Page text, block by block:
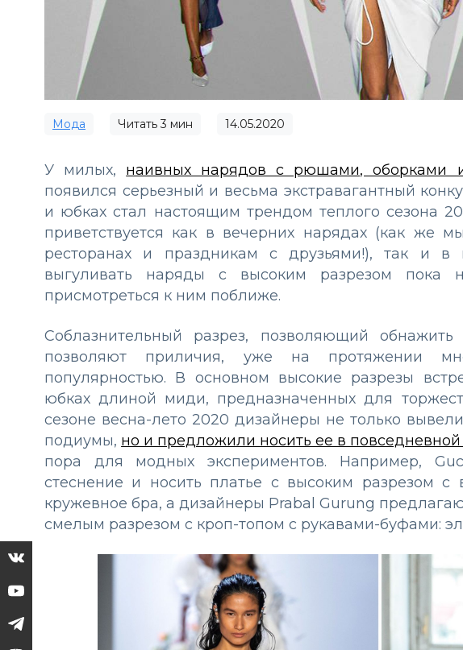
Мода Читать3 мин 14.05.2020
У милых, наивных нарядов с рюшами, оборками
появился серьезный и весьма экстравагантный
и юбках стал настоящим трендом теплого сезона
приветствуется как в вечерних нарядах (как же
ресторанах и праздникам с друзьями!), так и
выгуливать наряды с высоким разрезом пока
присмотреться к ним поближе.
Соблазнительный разрез, позволяющий обнажить
позволяют приличия, уже на протяжении
популярностью. В основном высокие разрезы
юбках длиной миди, предназначенных для
сезоне весна-лето 2020 дизайнеры не только
подиумы, но и предложили носить ее в
пора для модных экспериментов. Например,
стеснение и носить платье с высоким разрезом
кружевное бра, а дизайнеры Prabal Gurung
смелым разрезом с кроп-топом с рукавами-буфами: